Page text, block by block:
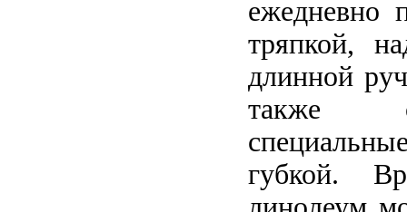
ежедневно
тряпкой,
длинной
также
губкой.